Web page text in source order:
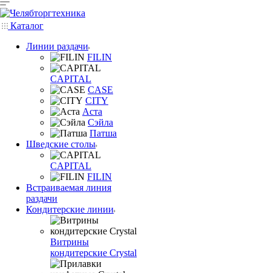
Каталог
Линии раздачи
FILIN
CAPITAL
CASE
CITY
Аста
Сэйла
Патша
Шведские столы
CAPITAL
FILIN
Встраиваемая линия
раздачи
Кондитерские линии
Витрины
кондитерские Crystal